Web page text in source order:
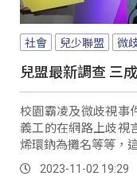
社會 兒少聯盟 微
兒盟最新調查 三
校園霸凌及微歧視事
義工的在網路上歧視
烯環鈉為攤名等等，
2023-11-02 19:29